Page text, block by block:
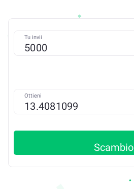
Tu invii
Ottieni
Scambio